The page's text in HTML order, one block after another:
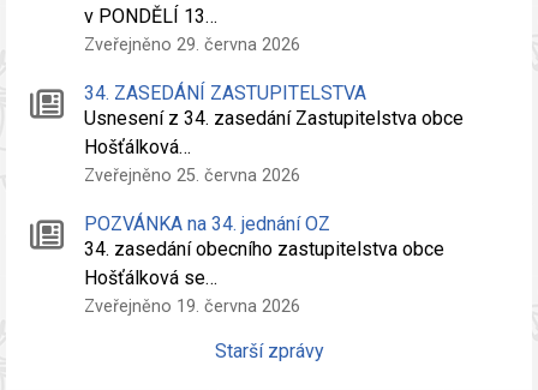
v PONDĚLÍ 13…
Zveřejněno 29. června 2026
34. ZASEDÁNÍ ZASTUPITELSTVA
Usnesení z 34. zasedání Zastupitelstva obce
Hošťálková…
Zveřejněno 25. června 2026
POZVÁNKA na 34. jednání OZ
34. zasedání obecního zastupitelstva obce
Hošťálková se…
Zveřejněno 19. června 2026
Starší zprávy